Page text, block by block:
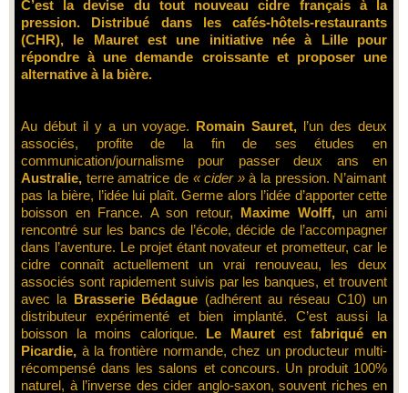
C’est la devise du tout nouveau cidre français à la
pression. Distribué dans les cafés-hôtels-restaurants
(CHR), le Mauret est une initiative née à Lille pour
répondre à une demande croissante et proposer une
alternative à la bière.
Au début il y a un voyage. Romain Sauret, l’un des deux
associés, profite de la fin de ses études en
communication/journalisme pour passer deux ans en
Australie, terre amatrice de « cider »à la pression. N’aimant
pas la bière, l’idée lui plaît. Germe alors l’idée d’apporter cette
boisson en France. A son retour, Maxime Wolff, un ami
rencontré sur les bancs de l’école, décide de l’accompagner
dans l’aventure. Le projet étant novateur et prometteur, car le
cidre connaît actuellement un vrai renouveau, les deux
associés sont rapidement suivis par les banques, et trouvent
avec la Brasserie Bédague (adhérent au réseau C10) un
distributeur expérimenté et bien implanté. C’est aussi la
boisson la moins calorique. Le Mauret est fabriqué en
Picardie, à la frontière normande, chez un producteur multi-
récompensé dans les salons et concours. Un produit 100%
naturel, à l’inverse des cider anglo-saxon, souvent riches en